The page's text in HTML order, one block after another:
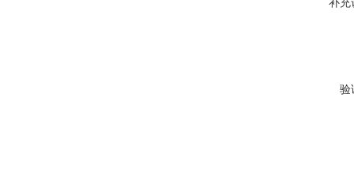
验